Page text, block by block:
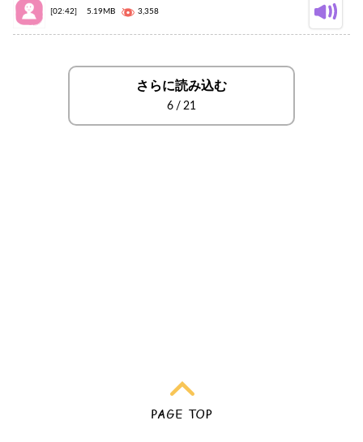
[02:42] 5.19MB 3,358
さらに読み込む
6 / 21